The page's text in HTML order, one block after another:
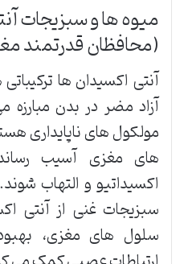
میوه ها و سبزیجات
(محافظان قدرتمند
آنتی اکسیدان ها
آزاد مضر در بدن مبارزه
مولکول های ناپایداری
های مغزی آسیب
اکسیداتیو و التهاب
سبزیجات غنی از آنتی
سلول های مغزی،